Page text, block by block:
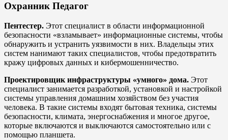
Охранник Педагог
Пентестер. Этот специалист в области информационной
безопасности «взламывает» информационные системы, чтобы
обнаружить и устранить уязвимости в них. Владельцы этих
систем нанимают таких специалистов, чтобы предотвратить
кражу цифровых данных и кибермошенничество.
Проектировщик инфраструктуры «умного» дома. Этот
специалист занимается разработкой, установкой и настройкой
системы управления домашним хозяйством без участия
человека. В такие системы входят бытовая техника, системы
безопасности, климата, энергоснабжения и многое другое,
которые включаются и выключаются самостоятельно или с
помощью планшета.